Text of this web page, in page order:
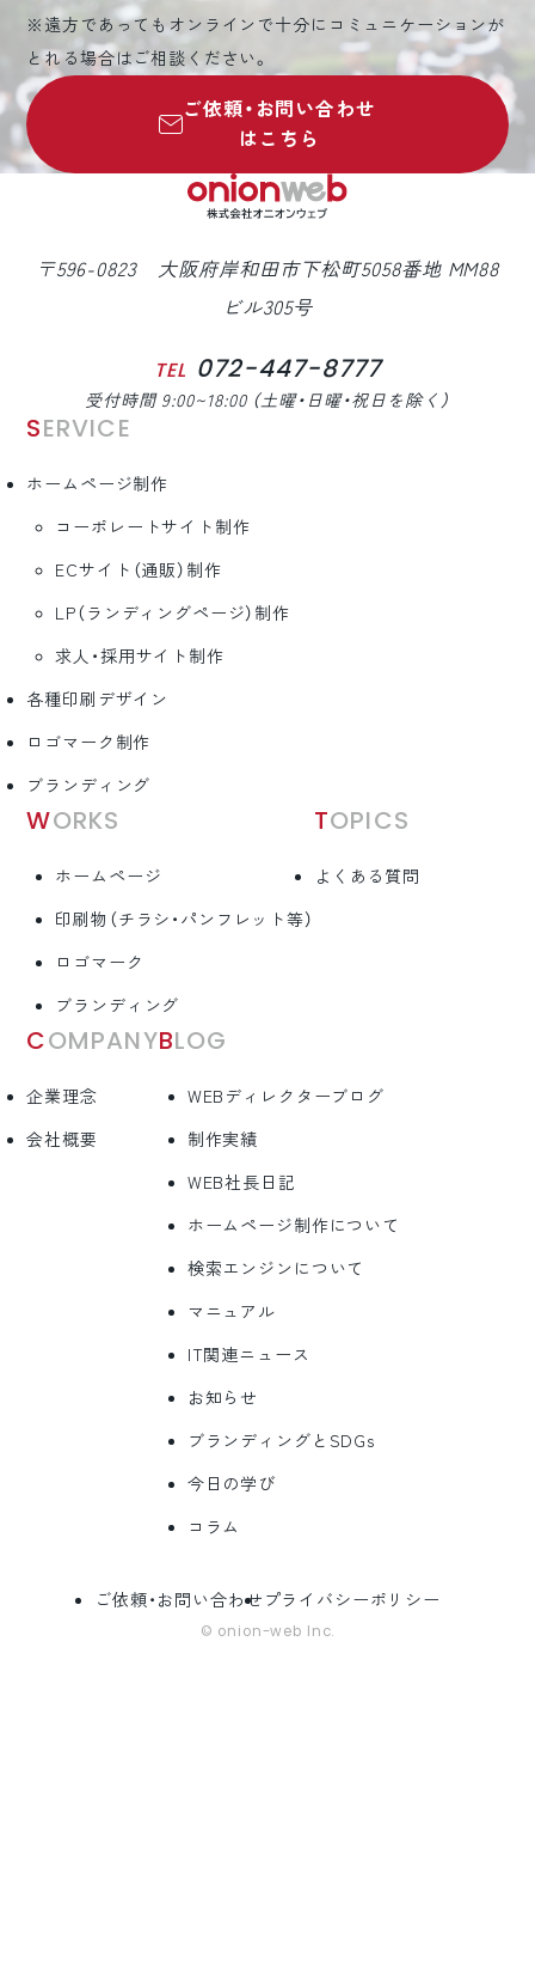
※遠方であってもオンラインで十分にコミュニケーションが
とれる場合はご相談ください。
ご依頼・お問い合わせ
はこちら
〒596-0823 大阪府岸和田市下松町5058番地 MM88
ビル305号
TEL 072-447-8777
受付時間 9:00~18:00 （土曜・日曜・祝日を除く）
SERVICE
ホームページ制作
コーポレートサイト制作
ECサイト（通販）制作
LP（ランディングページ）制作
求人・採用サイト制作
各種印刷デザイン
ロゴマーク制作
ブランディング
WORKS
ホームページ
印刷物（チラシ・パンフレット等）
ロゴマーク
ブランディング
TOPICS
よくある質問
COMPANY
企業理念
会社概要
BLOG
WEBディレクターブログ
制作実績
WEB社長日記
ホームページ制作について
検索エンジンについて
マニュアル
IT関連ニュース
お知らせ
ブランディングとSDGs
今日の学び
コラム
ご依頼・お問い合わせ プライバシーポリシー
© onion-web Inc.